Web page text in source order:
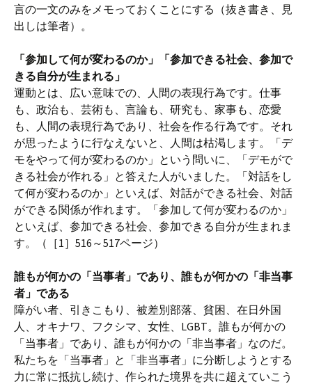
言の一文のみをメモっておくことにする（抜き書き、見
出しは筆者）。
「参加して何が変わるのか」「参加できる社会、参加で
きる自分が生まれる」
運動とは、広い意味での、人間の表現行為です。仕事
も、政治も、芸術も、言論も、研究も、家事も、恋愛
も、人間の表現行為であり、社会を作る行為です。それ
が思ったように行なえないと、人間は枯渇します。「デ
モをやって何が変わるのか」という問いに、「デモがで
きる社会が作れる」と答えた人がいました。「対話をし
て何が変わるのか」といえば、対話ができる社会、対話
ができる関係が作れます。「参加して何が変わるのか」
といえば、参加できる社会、参加できる自分が生まれま
す。（［1］516～517ページ）
誰もが何かの「当事者」であり、誰もが何かの「非当事
者」である
障がい者、引きこもり、被差別部落、貧困、在日外国
人、オキナワ、フクシマ、女性、LGBT。誰もが何かの
「当事者」であり、誰もが何かの「非当事者」なのだ。
私たちを「当事者」と「非当事者」に分断しようとする
力に常に抵抗し続け、作られた境界を共に超えていこう